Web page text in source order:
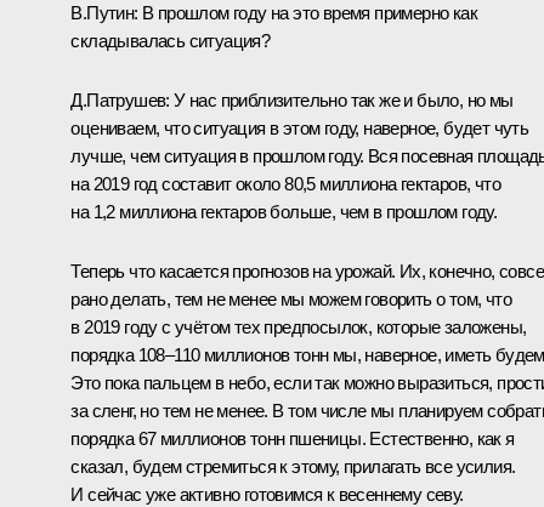
В.Путин: В прошлом году на это время примерно как
складывалась ситуация?
Д.Патрушев:У нас приблизительно так же и было, но мы
оцениваем, что ситуация в этом году, наверное, будет чуть
лучше, чем ситуация в прошлом году. Вся посевная
на 2019 год составит около 80,5 миллиона гектаров, что
на 1,2 миллиона гектаров больше, чем в прошлом году.
Теперь что касается прогнозов на урожай. Их, конечно,
рано делать, тем не менее мы можем говорить о том, что
в 2019 году с учётом тех предпосылок, которые заложены,
порядка 108–110 миллионов тонн мы, наверное, иметь
Это пока пальцем в небо, если так можно выразиться,
за сленг, но тем не менее. В том числе мы планируем
порядка 67 миллионов тонн пшеницы. Естественно, как я
сказал, будем стремиться к этому, прилагать все усилия.
И сейчас уже активно готовимся к весеннему севу.